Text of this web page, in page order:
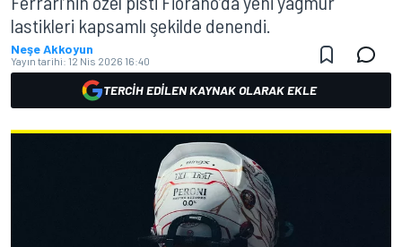
lastikleri kapsamlı şekilde denendi.
Neşe Akkoyun
Yayın tarihi: 12 Nis 2026 16:40
TERCIH EDILEN KAYNAK OLARAK EKLE